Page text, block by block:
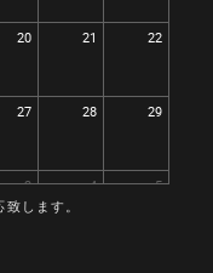
20 21 22
27 28 29
3 4 5
します。